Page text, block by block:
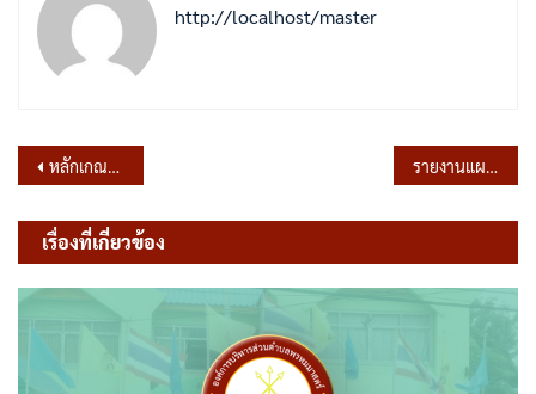
http://localhost/master
แนะแนว
เรื่อง
หลักเกณฑ์การสรรหาและคัดเลือกบุคลากรการบรรจุแต่งตั้งบุคลากรฉบับปรังปรุงครั้งที่ 1 กรณียกฐานะจากองค์การบริหารส่วนตำบลพรหมมาสตร์เป็นเทศบาลตำบลพรหมมาสตร์ รายงานแผนดำเนินงานความก้าวหน้าและการใช้งบประมาณ ประจำปีงบประมาณ พ.ศ.2569 (ตุลาคม 2568-มีนาคม 2569)
เรื่องที่เกี่ยวข้อง